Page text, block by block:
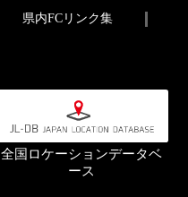
県内FCリンク集
全国ロケーションデータベ
ース